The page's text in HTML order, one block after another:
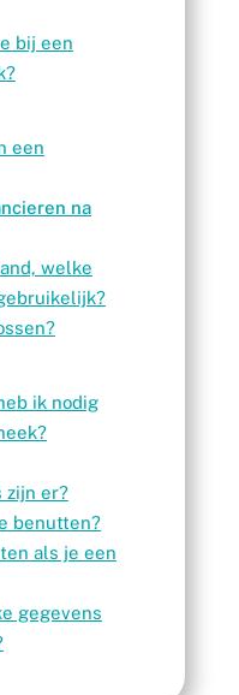
bij een
een
na
welke
ik nodig
zijn er?
benutten?
als je een
gegevens